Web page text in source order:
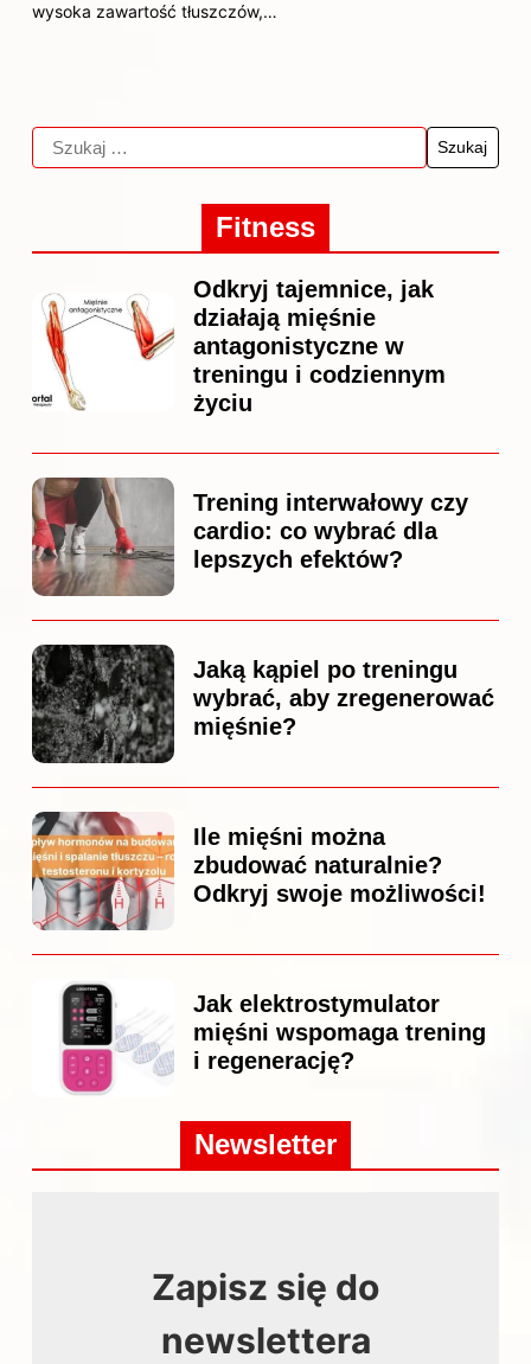
wysoka zawartość tłuszczów,…
Fitness
Odkryj tajemnice, jak
działają mięśnie
antagonistyczne w
treningu i codziennym
życiu
Trening interwałowy czy
cardio: co wybrać dla
lepszych efektów?
Jaką kąpiel po treningu
wybrać, aby zregenerować
mięśnie?
Ile mięśni można
zbudować naturalnie?
Odkryj swoje możliwości!
Jak elektrostymulator
mięśni wspomaga trening
i regenerację?
Newsletter
Zapisz się do
newslettera